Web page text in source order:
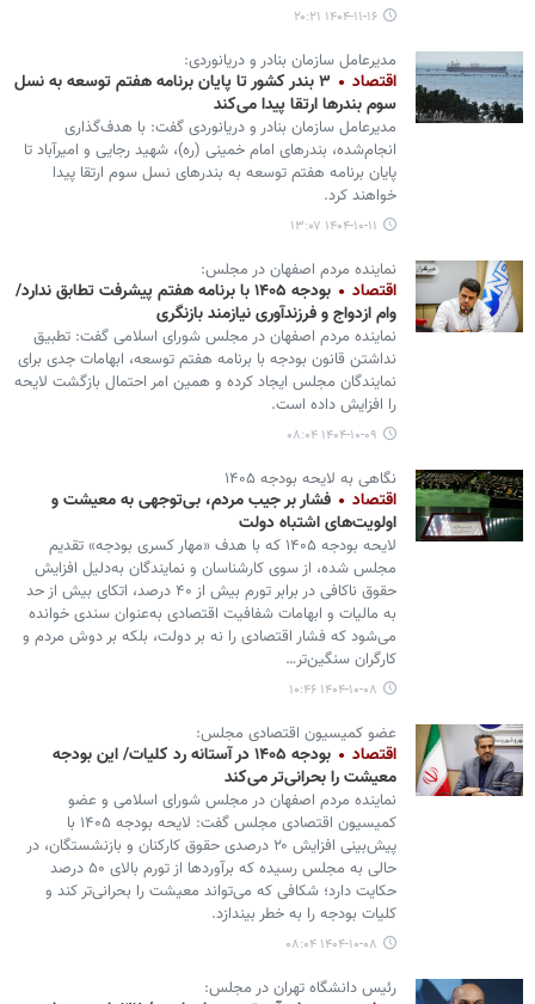
۱۴۰۴-۱۱-۱۶ ۲۰:۲۱
مدیرعامل سازمان بنادر و دریانوردی:
اقتصاد
۳ بندر کشور تا پایان برنامه هفتم توسعه به نسل
سوم بندرها ارتقا پیدا می‌کند
مدیرعامل سازمان بنادر و دریانوردی گفت: با هدف‌گذاری
انجام‌شده، بندرهای امام خمینی (ره)، شهید رجایی و امیرآباد تا
پایان برنامه هفتم توسعه به بندرهای نسل سوم ارتقا پیدا
خواهند کرد.
۱۴۰۴-۱۰-۱۱ ۱۳:۰۷
نماینده مردم اصفهان در مجلس:
اقتصاد
بودجه ۱۴۰۵ با برنامه هفتم پیشرفت تطابق ندارد/
وام ازدواج و فرزندآوری نیازمند بازنگری
نماینده مردم اصفهان در مجلس شورای اسلامی گفت: تطبیق
نداشتن قانون بودجه با برنامه هفتم توسعه، ابهامات جدی برای
نمایندگان مجلس ایجاد کرده و همین امر احتمال بازگشت لایحه
را افزایش داده است.
۱۴۰۴-۱۰-۰۹ ۰۸:۰۴
نگاهی به لایحه بودجه ۱۴۰۵
اقتصاد
فشار بر جیب مردم، بی‌توجهی به معیشت و
اولویت‌های اشتباه دولت
لایحه بودجه ۱۴۰۵ که با هدف «مهار کسری بودجه» تقدیم
مجلس شده، از سوی کارشناسان و نمایندگان به‌دلیل افزایش
حقوق ناکافی در برابر تورم بیش از ۴۰ درصد، اتکای بیش از حد
به مالیات و ابهامات شفافیت اقتصادی به‌عنوان سندی خوانده
می‌شود که فشار اقتصادی را نه بر دولت، بلکه بر دوش مردم و
کارگران سنگین‌تر…
۱۴۰۴-۱۰-۰۸ ۱۰:۴۶
عضو کمیسیون اقتصادی مجلس:
اقتصاد
بودجه ۱۴۰۵ در آستانه رد کلیات/ این بودجه
معیشت را بحرانی‌تر می‌کند
نماینده مردم اصفهان در مجلس شورای اسلامی و عضو
کمیسیون اقتصادی مجلس گفت: لایحه بودجه ۱۴۰۵ با
پیش‌بینی افزایش ۲۰ درصدی حقوق کارکنان و بازنشستگان، در
حالی به مجلس رسیده که برآوردها از تورم بالای ۵۰ درصد
حکایت دارد؛ شکافی که می‌تواند معیشت را بحرانی‌تر کند و
کلیات بودجه را به خطر بیندازد.
۱۴۰۴-۱۰-۰۸ ۰۸:۰۴
رئیس دانشگاه تهران در مجلس: